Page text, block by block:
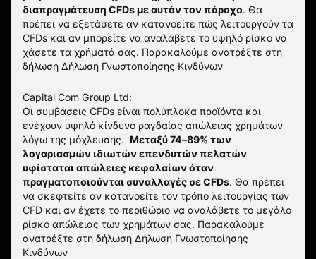
διαπραγμάτευση CFDs με αυτόν τον πάροχο. Θα
πρέπει να εξετάσετε αν κατανοείτε πώς λειτουργούν τα
CFDs και αν μπορείτε να αναλάβετε το υψηλό ρίσκο να
χάσετε τα χρήματά σας. Παρακαλούμε ανατρέξτε στη
δήλωση Δήλωση Γνωστοποίησης Κινδύνων
Capital Com Group Ltd:
Οι συμβάσεις CFDs είναι πολύπλοκα προϊόντα και
ενέχουν υψηλό κίνδυνο ραγδαίας απώλειας χρημάτων
λόγω της μόχλευσης. Μεταξύ 74–89% των
λογαριασμών ιδιωτών επενδυτών πελατών
υφίσταται απώλειες κεφαλαίων όταν
πραγματοποιούνται συναλλαγές σε CFDs. Θα πρέπει
να σκεφτείτε αν κατανοείτε τον τρόπο λειτουργίας των
CFD και αν έχετε το περιθώριο να αναλάβετε το μεγάλο
ρίσκο απώλειας των χρημάτων σας. Παρακαλούμε
ανατρέξτε στη δήλωση Δήλωση Γνωστοποίησης
Κινδύνων